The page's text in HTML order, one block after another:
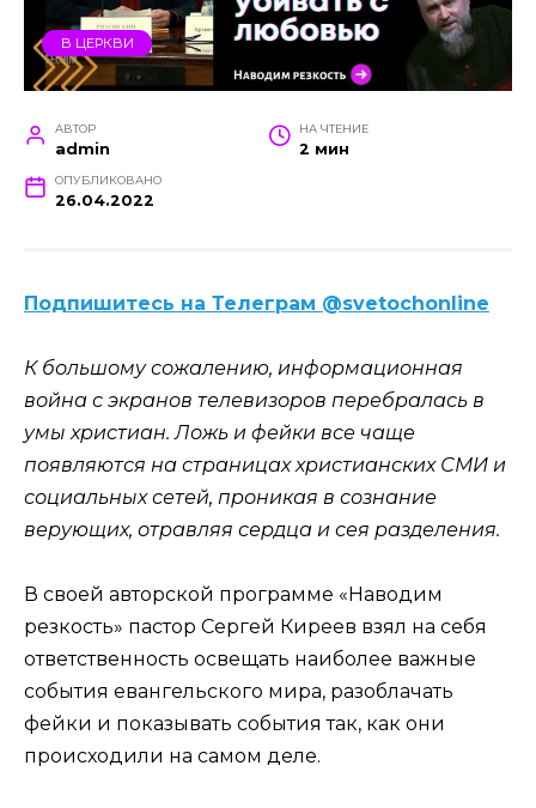
В ЦЕРКВИ
АВТОР
admin
НА ЧТЕНИЕ
2 мин
ОПУБЛИКОВАНО
26.04.2022
Подпишитесь на Телеграм @svetochonline
К большому сожалению, информационная
война с экранов телевизоров перебралась в
умы христиан. Ложь и фейки все чаще
появляются на страницах христианских СМИ и
социальных сетей, проникая в сознание
верующих, отравляя сердца и сея разделения.
В своей авторской программе «Наводим
резкость» пастор Сергей Киреев взял на себя
ответственность освещать наиболее важные
события евангельского мира, разоблачать
фейки и показывать события так, как они
происходили на самом деле.